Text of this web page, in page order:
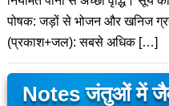
पोषक: जड़ों से भोजन और खनिज
(प्रकाश+जल): सबसे अधिक […]
Notes जंतुओं में